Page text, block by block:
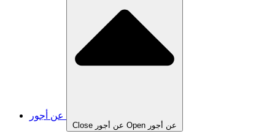
Close عن أجور Open عن أجور